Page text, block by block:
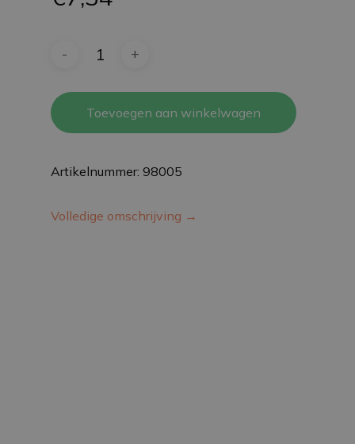
Toevoegen aan winkelwagen
Artikelnummer: 98005
Volledige omschrijving →